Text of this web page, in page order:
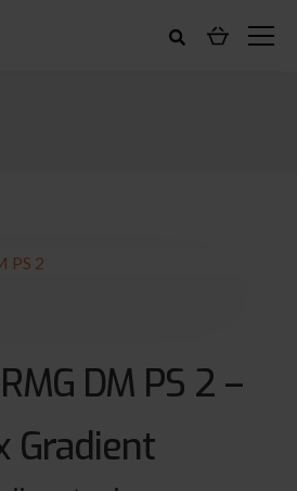
DM PS 2 –
Gradient